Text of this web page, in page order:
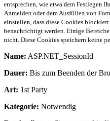
entsprechen, wie etwa dem Festlegen
Anmelden oder dem Ausfüllen von
einstellen, dass diese Cookies
benachrichtigt werden. Einige
nicht. Diese Cookies speichern keine
Name: ASP.NET_SessionId
Dauer: Bis zum Beenden der
Art: 1st Party
Kategorie: Notwendig